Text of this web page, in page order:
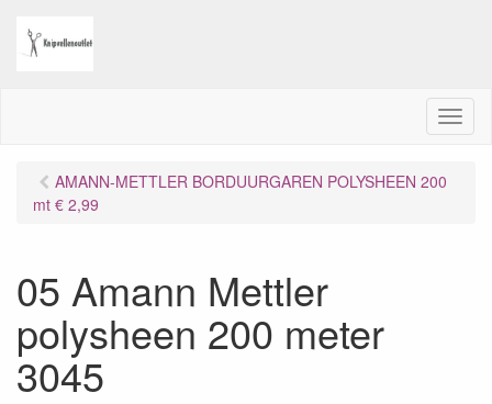
M
e
AMANN-METTLER BORDUURGAREN POLYSHEEN 200
mt € 2,99
05 Amann Mettler
polysheen 200 meter
3045